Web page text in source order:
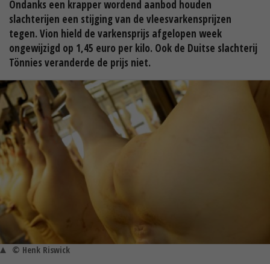
Ondanks een krapper wordend aanbod houden
slachterijen een stijging van de vleesvarkensprijzen
tegen. Vion hield de varkensprijs afgelopen week
ongewijzigd op 1,45 euro per kilo. Ook de Duitse slachterij
Tönnies veranderde de prijs niet.
© Henk Riswick